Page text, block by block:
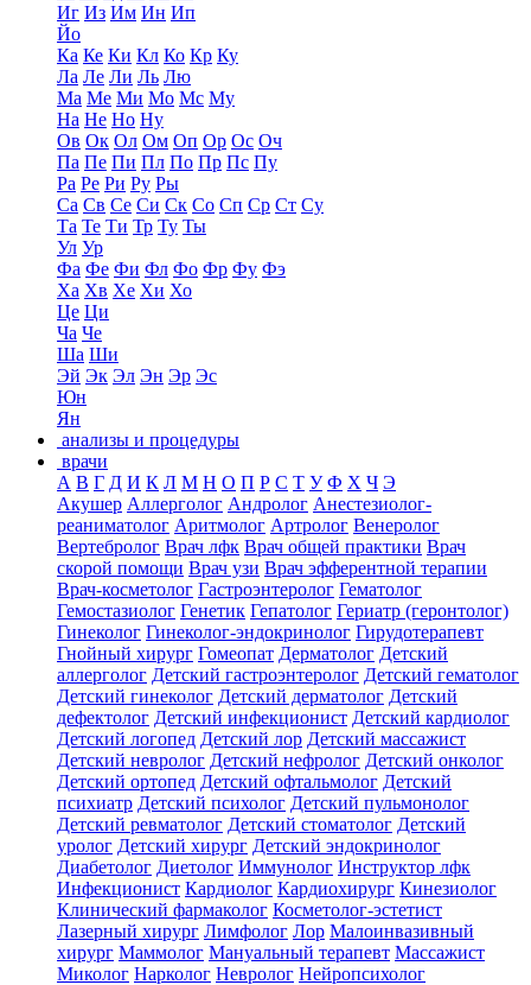
Иг Из Им Ин Ип
Йо
Ка Ке Ки Кл Ко Кр Ку
Ла Ле Ли Ль Лю
Ма Ме Ми Мо Мс Му
На Не Но Ну
Ов Ок Ол Ом Оп Ор Ос Оч
Па Пе Пи Пл По Пр Пс Пу
Ра Ре Ри Ру Ры
Са Св Се Си Ск Со Сп Ср Ст Су
Та Те Ти Тр Ту Ты
Ул Ур
Фа Фе Фи Фл Фо Фр Фу Фэ
Ха Хв Хе Хи Хо
Це Ци
Ча Че
Ша Ши
Эй Эк Эл Эн Эр Эс
Юн
Ян
анализы и процедуры
врачи
А В Г Д И К Л М Н О П Р С Т У Ф Х Ч Э
Акушер Аллерголог Андролог Анестезиолог-
реаниматолог Аритмолог Артролог Венеролог
Вертебролог Врач лфк Врач общей практики Врач
скорой помощи Врач узи Врач эфферентной терапии
Врач-косметолог Гастроэнтеролог Гематолог
Гемостазиолог Генетик Гепатолог Гериатр (геронтолог)
Гинеколог Гинеколог-эндокринолог Гирудотерапевт
Гнойный хирург Гомеопат Дерматолог Детский
аллерголог Детский гастроэнтеролог Детский гематолог
Детский гинеколог Детский дерматолог Детский
дефектолог Детский инфекционист Детский кардиолог
Детский логопед Детский лор Детский массажист
Детский невролог Детский нефролог Детский онколог
Детский ортопед Детский офтальмолог Детский
психиатр Детский психолог Детский пульмонолог
Детский ревматолог Детский стоматолог Детский
уролог Детский хирург Детский эндокринолог
Диабетолог Диетолог Иммунолог Инструктор лфк
Инфекционист Кардиолог Кардиохирург Кинезиолог
Клинический фармаколог Косметолог-эстетист
Лазерный хирург Лимфолог Лор Малоинвазивный
хирург Маммолог Мануальный терапевт Массажист
Миколог Нарколог Невролог Нейропсихолог